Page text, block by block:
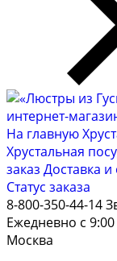
На главную
Хрустальная
заказ Доставка и
Cтатус заказа
8-800-350-44-14
Ежедневно с
Москва